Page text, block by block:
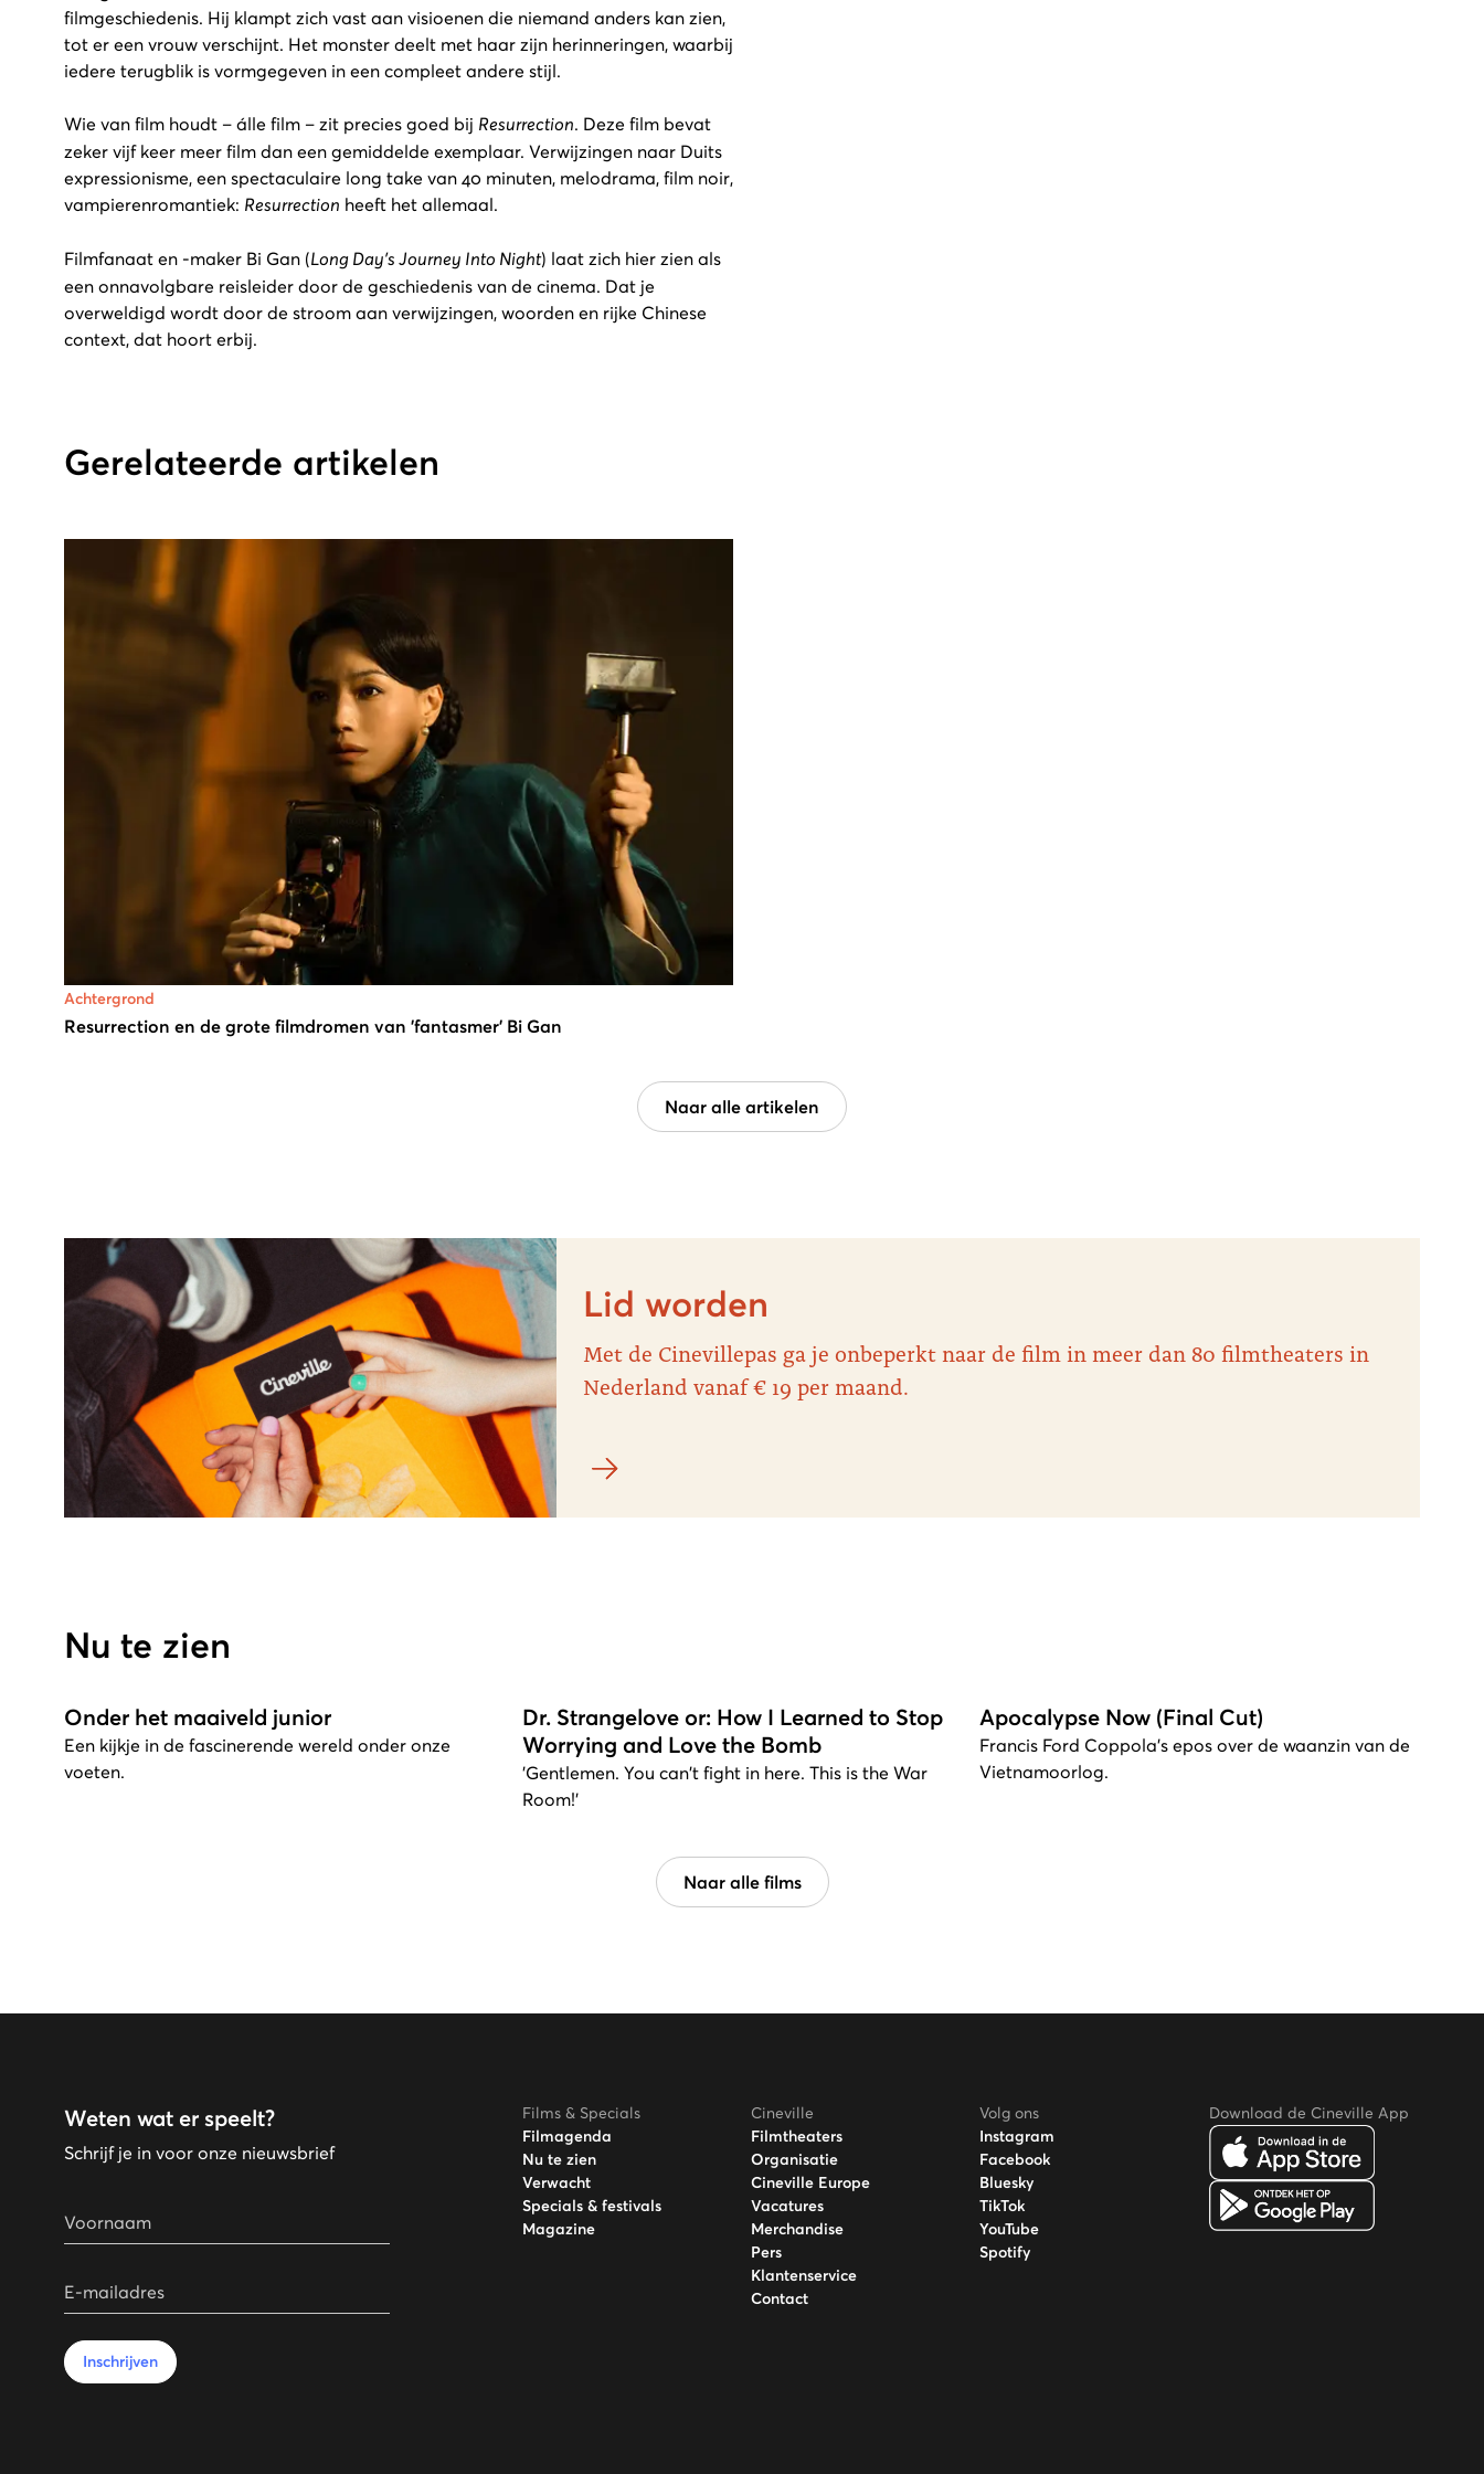
filmgeschiedenis. Hij klampt zich vast aan visioenen die niemand anders kan zien,
tot er een vrouw verschijnt. Het monster deelt met haar zijn herinneringen, waarbij
iedere terugblik is vormgegeven in een compleet andere stijl.
Wie van film houdt – álle film – zit precies goed bij Resurrection. Deze film bevat
zeker vijf keer meer film dan een gemiddelde exemplaar. Verwijzingen naar Duits
expressionisme, een spectaculaire long take van 40 minuten, melodrama, film noir,
vampierenromantiek: Resurrection heeft het allemaal.
Filmfanaat en -maker Bi Gan (Long Day's Journey Into Night) laat zich hier zien als
een onnavolgbare reisleider door de geschiedenis van de cinema. Dat je
overweldigd wordt door de stroom aan verwijzingen, woorden en rijke Chinese
context, dat hoort erbij.
Gerelateerde artikelen
Achtergrond
Resurrection en de grote filmdromen van 'fantasmer' Bi Gan
Naar alle artikelen
Lid worden
Met de Cinevillepas ga je onbeperkt naar de film in meer dan 80 filmtheaters in
Nederland vanaf € 19 per maand.
Nu te zien
Onder het maaiveld junior
Een kijkje in de fascinerende wereld onder onze
voeten.
Dr. Strangelove or: How I Learned to Stop
Worrying and Love the Bomb
'Gentlemen. You can't fight in here. This is the War
Room!'
Apocalypse Now (Final Cut)
Francis Ford Coppola's epos over de waanzin van de
Viet­namoorlog.
Naar alle films
Weten wat er speelt?
Schrijf je in voor onze nieuwsbrief
Voornaam
E-mailadres
Inschrijven
Films & Specials
Filmagenda
Nu te zien
Verwacht
Specials & festivals
Magazine
Cineville
Filmtheaters
Organisatie
Cineville Europe
Vacatures
Merchandise
Pers
Klantenservice
Contact
Volg ons
Instagram
Facebook
Bluesky
TikTok
YouTube
Spotify
Download de Cineville App